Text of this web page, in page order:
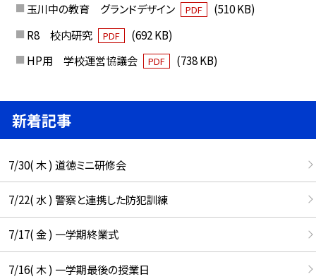
玉川中の教育 グランドデザイン
PDF
(510 KB)
R8 校内研究
PDF
(692 KB)
HP用 学校運営協議会
PDF (738 KB)
新着記事
7/30( 木 ) 道徳ミニ研修会
7/22( 水 ) 警察と連携した防犯訓練
7/17( 金 ) 一学期終業式
7/16( 木 ) 一学期最後の授業日